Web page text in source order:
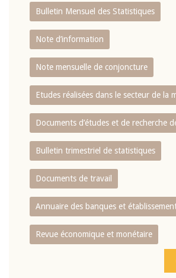
Bulletin Mensuel des Statistiques
Note d’information
Note mensuelle de conjoncture
Etudes réalisées dans le secteur de la
Documents d’études et de recherche
Bulletin trimestriel de statistiques
Documents de travail
Annuaire des banques et
Revue économique et monétaire